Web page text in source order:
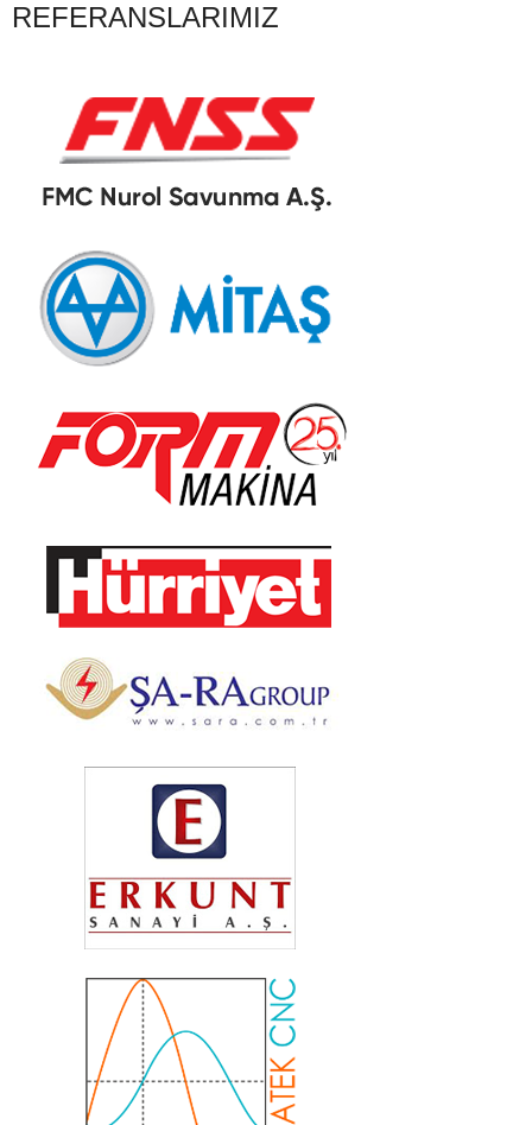
REFERANSLARIMIZ